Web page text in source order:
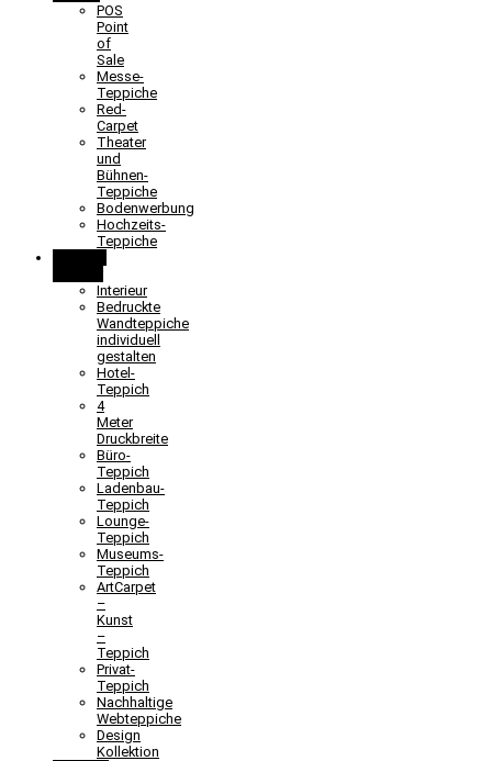
POS
Point
of
Sale
Messe-
Teppiche
Red-
Carpet
Theater
und
Bühnen-
Teppiche
Bodenwerbung
Hochzeits-
Teppiche
Interieur
Bedruckte
Wandteppiche
individuell
gestalten
Hotel-
Teppich
4
Meter
Druckbreite
Büro-
Teppich
Ladenbau-
Teppich
Lounge-
Teppich
Museums-
Teppich
ArtCarpet
–
Kunst
–
Teppich
Privat-
Teppich
Nachhaltige
Webteppiche
Design
Kollektion